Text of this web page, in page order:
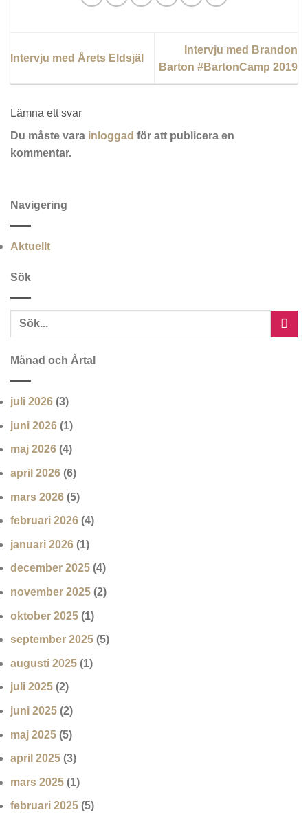
Intervju med Årets Eldsjäl
Intervju med Brandon
Barton #BartonCamp 2019
Lämna ett svar
Du måste vara inloggad för att publicera en
kommentar.
Navigering
Aktuellt
Sök
Månad och Årtal
juli 2026 (3)
juni 2026 (1)
maj 2026 (4)
april 2026 (6)
mars 2026 (5)
februari 2026 (4)
januari 2026 (1)
december 2025 (4)
november 2025 (2)
oktober 2025 (1)
september 2025 (5)
augusti 2025 (1)
juli 2025 (2)
juni 2025 (2)
maj 2025 (5)
april 2025 (3)
mars 2025 (1)
februari 2025 (5)